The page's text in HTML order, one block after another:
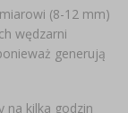
(8-12 mm)
wędzarni
generują
na kilka godzin